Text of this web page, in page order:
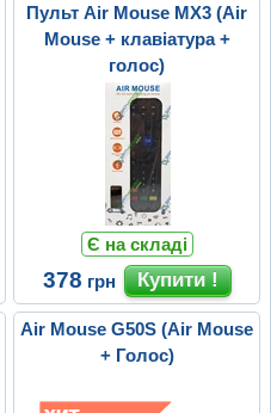
Пульт Air Mouse MX3 (Air
Mouse + клавіатура +
голос)
Є на складі
378 грн
Air Mouse G50S (Air Mouse
+ Голос)